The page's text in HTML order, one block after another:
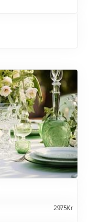
2975Kr